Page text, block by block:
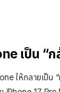
เป็น “
ให้กลายเป็น